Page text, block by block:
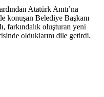
Atatürk Anıtı’na
konuşan Belediye Başkanı
farkındalık oluşturan yeni
olduklarını dile getirdi.